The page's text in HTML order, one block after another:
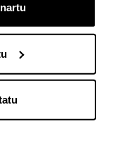
en
EHU Flickr-en